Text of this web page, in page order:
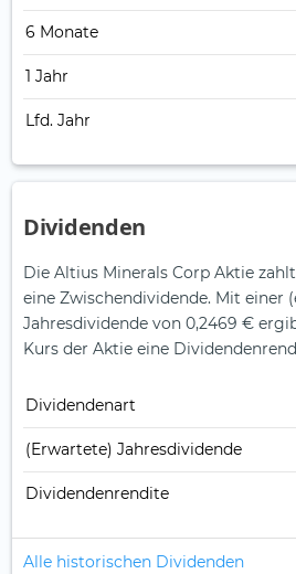
6 Monate
1 Jahr
Lfd. Jahr
Dividenden
Die Altius Minerals Corp Aktie
eine Zwischendividende. Mit einer
Jahresdividende von 0,2469 €
Kurs der Aktie eine
Dividendenart
(Erwartete) Jahresdividende
Dividendenrendite
Alle historischen Dividenden